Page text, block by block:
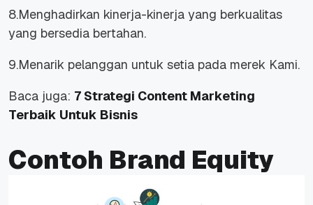
8.Menghadirkan kinerja-kinerja yang berkualitas
yang bersedia bertahan.
9.Menarik pelanggan untuk setia pada merek Kami.
Baca juga: 7 Strategi Content Marketing
Terbaik Untuk Bisnis
Contoh Brand Equity